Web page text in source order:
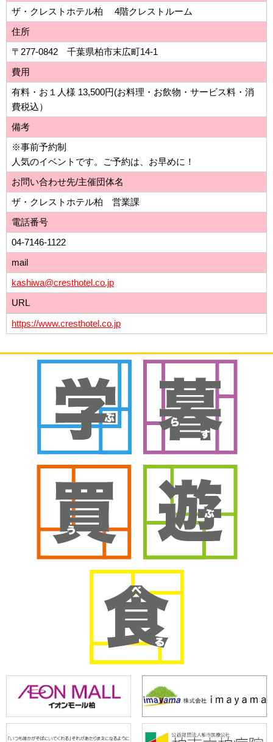
ザ・クレストホテル柏 4階クレストルーム
住所
〒277-0842 千葉県柏市末広町14-1
費用
有料・お１人様 13,500円(お料理・お飲物・サービス料・消
費税込）
備考
※事前予約制
人気のイベントです。ご予約は、お早めに！
お問い合わせ先/主催団体名
ザ・クレストホテル柏 営業課
電話番号
04-7146-1122
mail
kashiwa@cresthotel.co.jp
URL
https://www.cresthotel.co.jp